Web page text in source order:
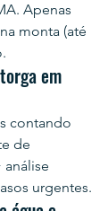
Apenas
monta (até
em
contando
de
urgentes.